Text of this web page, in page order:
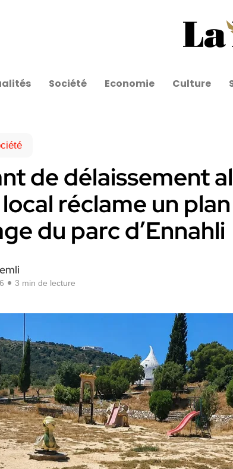
Société Economie Culture
de délaissement
réclame un
du parc d’Ennahli
3 min de lecture